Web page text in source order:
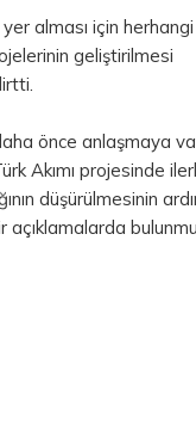
alması için
geliştirilmesi
önce anlaşmaya
Akımı projesinde
düşürülmesinin